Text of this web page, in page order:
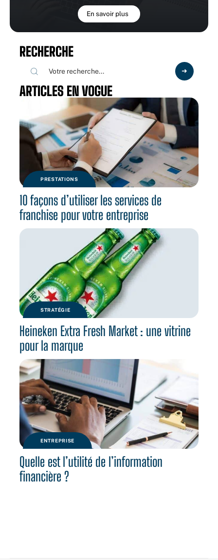
En savoir plus
RECHERCHE
ARTICLES EN VOGUE
PRESTATIONS
10 façons d’utiliser les services de
franchise pour votre entreprise
STRATÉGIE
Heineken Extra Fresh Market : une vitrine
pour la marque
ENTREPRISE
Quelle est l’utilité de l’information
financière ?